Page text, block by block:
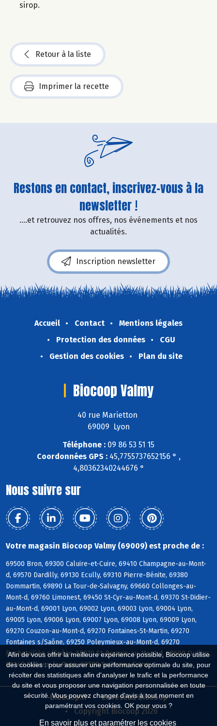
Afin de vous offrir la meilleure expérience possible, Biocoop utilise
des cookies : pour assurer une performance optimale du site, pour
récolter des statistiques afin d'analyser le trafic et la performance
du site et vous proposer une navigation personnalisée en toute
sécurité. Vous pouvez changer d'avis à tout moment en
paramétrant vos cookies. OK pour vous ?
En savoir plus et paramétrer les cookies
sirop.
Retour à la liste
Imprimer la recette
Restons en contact, inscrivez-vous à la
newsletter !
....et retrouvez nos offres, nos événements et nos
actualités.
Inscription newsletter
Accueil Contact
Mentions légales
Protection des données
CGU
Gestion des cookies
Plan du site
Biocoop Valmy
40 rue Marietton
69009 Lyon
Téléphone : 09 86 53 51 15
Coordonnées GPS :45,7755737652156 ° ,
4,80362340244676 °
Nous suivre sur
Votre magasin Biocoop Valmy (69009) est proche de :
69500 Bron, 69300 Caluire-et-Cuire, 69410 Champagne-au-Mont-
d, 69570 Dardilly, 69130 Ecully, 69310 Pierre-Bénite, 69380
Dommartin, 69890 La Tour-de-Salvagny, 69660 Collonges-au-
Mont-d, 69760 Limonest, 69450 St-Cyr-au-Mont-d, 69370 St-Didier-
au-Mont-d, 69001 Lyon, 69002 Lyon, 69003 Lyon, 69004 Lyon,
69005 Lyon, 69006 Lyon, 69007 Lyon, 69008 Lyon, 69009 Lyon,
69270 Couzon-au-Mont-d, 69270 Fontaines-St-Martin, 69270
Fontaines s/Saône, 69250 Poleymieux-au-Mont-d, 69270
Rochetaillée s/Saône, 69270 St-Romain-au-Mont-d, 69600 Oullins,
69140 Rillieux-la-Pape, 69580 Sathonay-Camp
Biocoop.fr
Le réseau Biocoop
Copyright Biocoop 2026